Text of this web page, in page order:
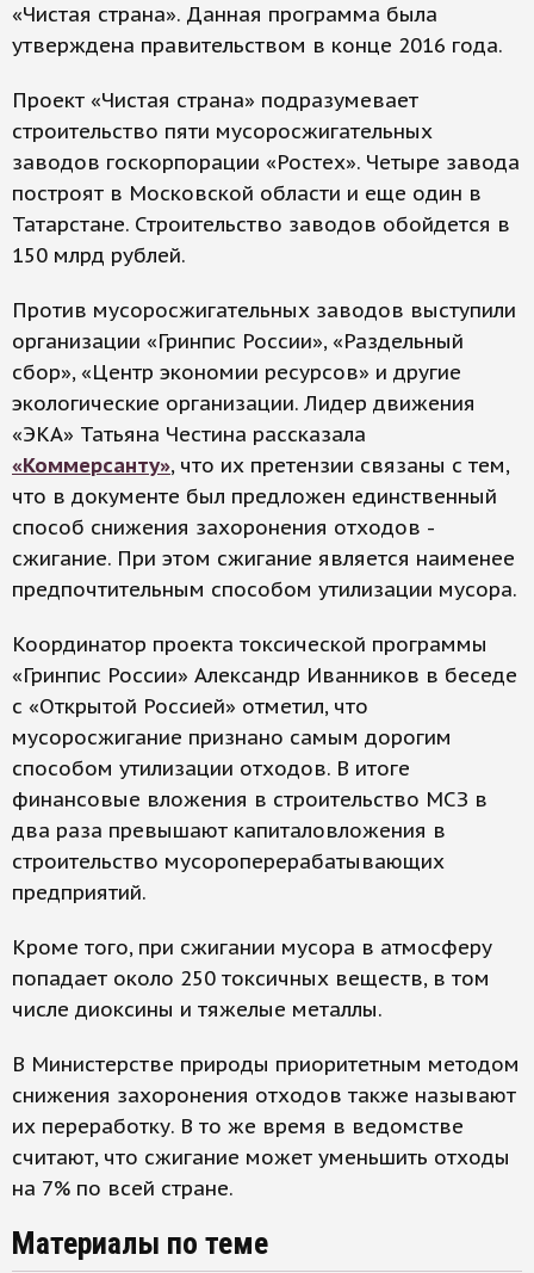
«Чистая страна». Данная программа была
утверждена правительством в конце 2016 года.
Проект «Чистая страна» подразумевает
строительство пяти мусоросжигательных
заводов госкорпорации «Ростех». Четыре завода
построят в Московской области и еще один в
Татарстане. Строительство заводов обойдется в
150 млрд рублей.
Против мусоросжигательных заводов выступили
организации «Гринпис России», «Раздельный
сбор», «Центр экономии ресурсов» и другие
экологические организации. Лидер движения
«ЭКА» Татьяна Честина рассказала
«Коммерсанту», что их претензии связаны с тем,
что в документе был предложен единственный
способ снижения захоронения отходов -
сжигание. При этом сжигание является наименее
предпочтительным способом утилизации мусора.
Координатор проекта токсической программы
«Гринпис России» Александр Иванников в беседе
с «Открытой Россией» отметил, что
мусоросжигание признано самым дорогим
способом утилизации отходов. В итоге
финансовые вложения в строительство МСЗ в
два раза превышают капиталовложения в
строительство мусороперерабатывающих
предприятий.
Кроме того, при сжигании мусора в атмосферу
попадает около 250 токсичных веществ, в том
числе диоксины и тяжелые металлы.
В Министерстве природы приоритетным методом
снижения захоронения отходов также называют
их переработку. В то же время в ведомстве
считают, что сжигание может уменьшить отходы
на 7% по всей стране.
Материалы по теме